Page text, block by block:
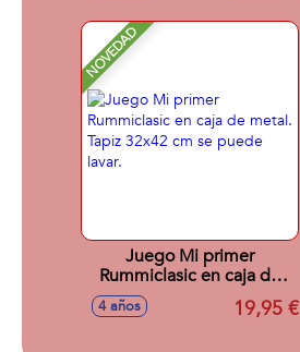
NOVEDAD
Juego Mi primer
Rummiclasic en caja de
metal. Tapiz 32x42 cm se
puede lavar.
4 años 19,95 €